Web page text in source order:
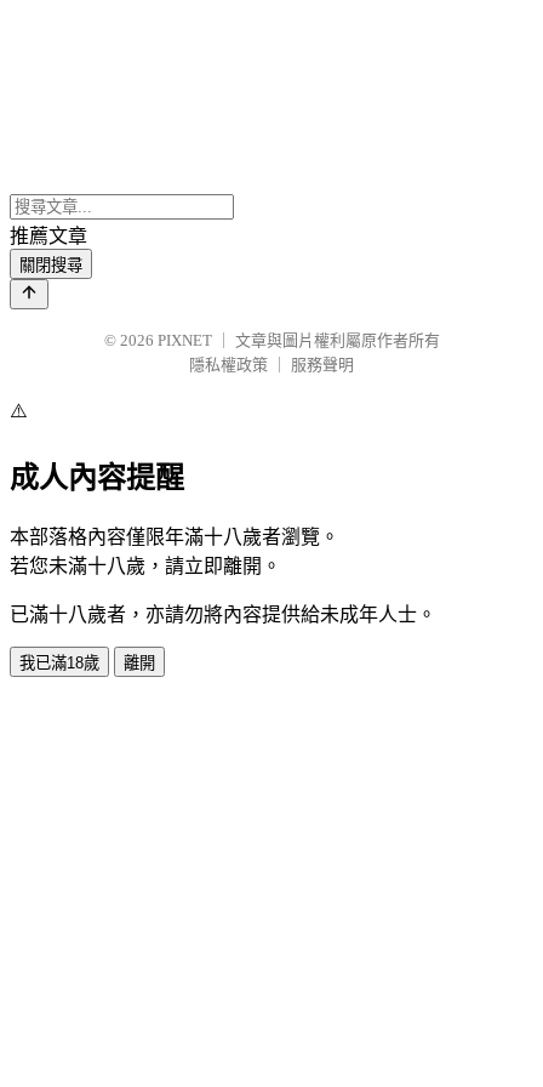
推薦文章
關閉搜尋
© 2026 PIXNET
文章與圖片權利屬原作者所有
隱私權政策
服務聲明
⚠️
成人內容提醒
本部落格內容僅限年滿十八歲者瀏覽。
若您未滿十八歲，請立即離開。
已滿十八歲者，亦請勿將內容提供給未成年人士。
我已滿18歲 離開